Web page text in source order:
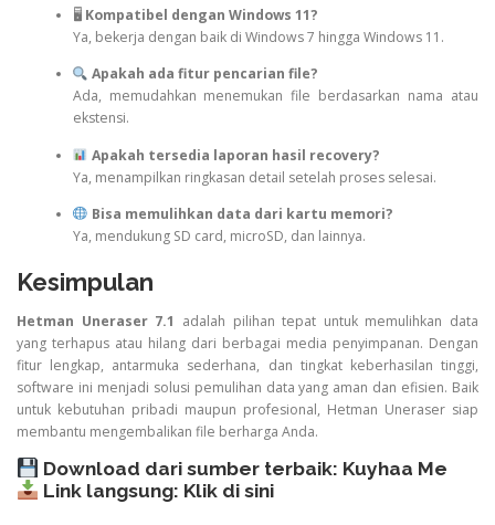
🖥 Kompatibel dengan Windows 11?
Ya, bekerja dengan baik di Windows 7 hingga Windows 11.
Apakah ada fitur pencarian file?
Ada, memudahkan menemukan file berdasarkan nama atau
ekstensi.
Apakah tersedia laporan hasil recovery?
Ya, menampilkan ringkasan detail setelah proses selesai.
Bisa memulihkan data dari kartu memori?
Ya, mendukung SD card, microSD, dan lainnya.
Kesimpulan
Hetman Uneraser 7.1 adalah pilihan tepat untuk memulihkan data
yang terhapus atau hilang dari berbagai media penyimpanan. Dengan
fitur lengkap, antarmuka sederhana, dan tingkat keberhasilan tinggi,
software ini menjadi solusi pemulihan data yang aman dan efisien. Baik
untuk kebutuhan pribadi maupun profesional, Hetman Uneraser siap
membantu mengembalikan file berharga Anda.
Download dari sumber terbaik: Kuyhaa Me
Link langsung: Klik di sini